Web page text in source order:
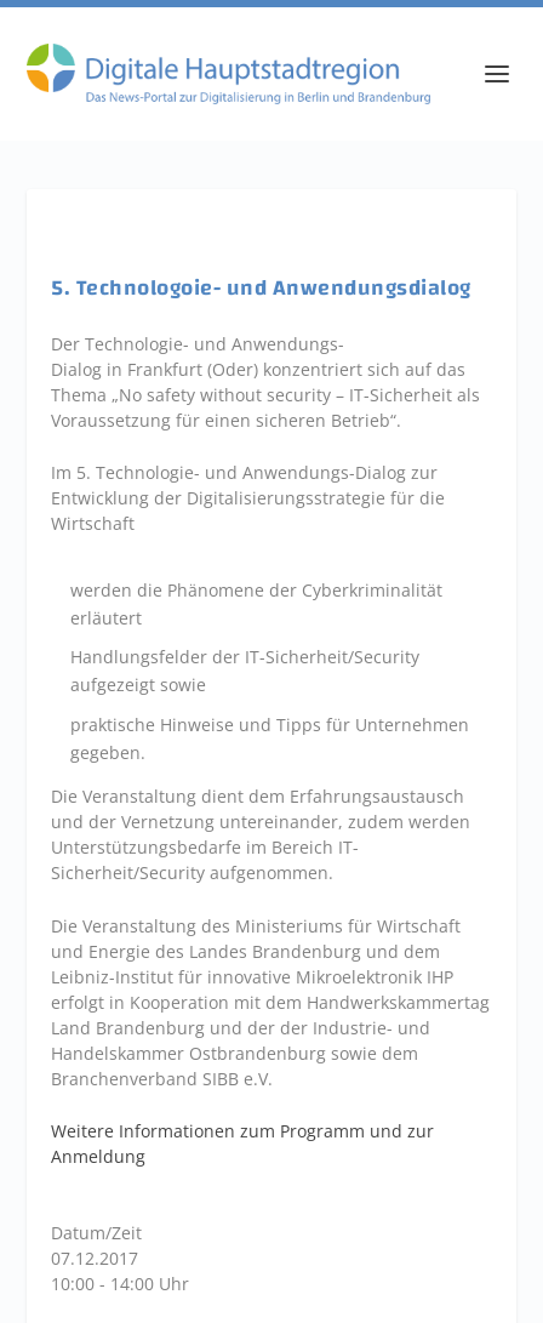
5. Technologoie- und Anwendungsdialog
Der Technologie- und Anwendungs-
Dialog in Frankfurt (Oder) konzentriert sich auf das
Thema „No safety without security – IT-Sicherheit als
Voraussetzung für einen sicheren Betrieb“.
Im 5. Technologie- und Anwendungs-Dialog zur
Entwicklung der Digitalisierungsstrategie für die
Wirtschaft
werden die Phänomene der Cyberkriminalität
erläutert
Handlungsfelder der IT-Sicherheit/Security
aufgezeigt sowie
praktische Hinweise und Tipps für Unternehmen
gegeben.
Die Veranstaltung dient dem Erfahrungsaustausch
und der Vernetzung untereinander, zudem werden
Unterstützungsbedarfe im Bereich IT-
Sicherheit/Security aufgenommen.
Die Veranstaltung des Ministeriums für Wirtschaft
und Energie des Landes Brandenburg und dem
Leibniz-Institut für innovative Mikroelektronik IHP
erfolgt in Kooperation mit dem Handwerkskammertag
Land Brandenburg und der der Industrie- und
Handelskammer Ostbrandenburg sowie dem
Branchenverband SIBB e.V.
Weitere Informationen zum Programm und zur
Anmeldung
Datum/Zeit
07.12.2017
10:00 - 14:00 Uhr